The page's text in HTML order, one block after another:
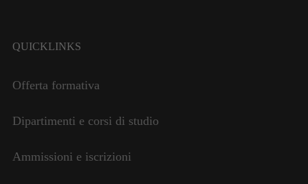
QUICKLINKS
Offerta formativa
Dipartimenti e corsi di studio
Ammissioni e iscrizioni